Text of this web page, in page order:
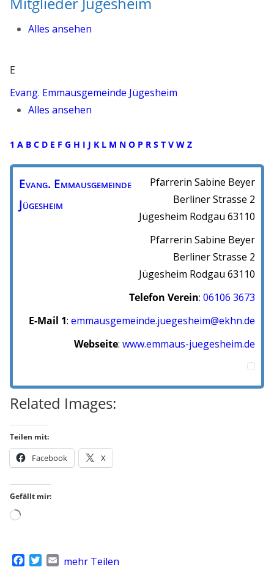
Alles ansehen
E
Evang. Emmausgemeinde Jügesheim
Alles ansehen
1 A B C D E F G H I J K L M N O P R S T V W Z
Evang. Emmausgemeinde
Jügesheim
Pfarrerin Sabine Beyer
Berliner Strasse 2
Jügesheim Rodgau 63110
Pfarrerin Sabine Beyer
Berliner Strasse 2
Jügesheim Rodgau 63110
Telefon Verein: 06106 3673
E-Mail 1: emmausgemeinde.juegesheim@ekhn.de
Webseite: www.emmaus-juegesheim.de
Related Images:
Teilen mit:
Facebook X
Gefällt mir:
Wird
T
mehr Teilen